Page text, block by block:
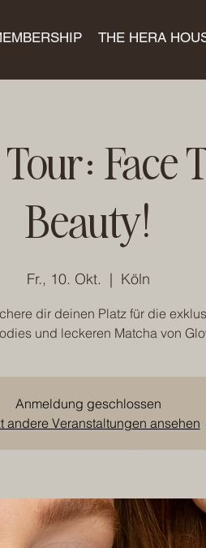
THE HERA
Face
Beauty!
Fr., 10. Okt.
  |
Köln
dir deinen Platz für die
und leckeren Matcha von
Anmeldung geschlossen
andere Veranstaltungen ansehen